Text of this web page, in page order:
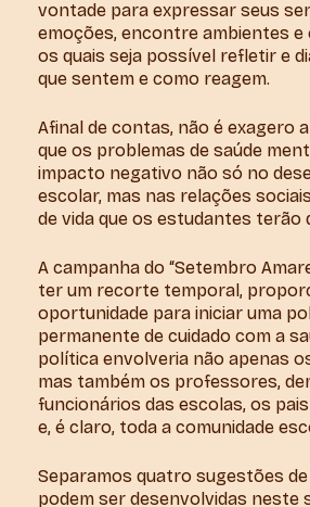
vontade para expressar seus
emoções, encontre ambientes e
os quais seja possível refletir e
que sentem e como reagem.
Afinal de contas, não é exagero
que os problemas de saúde
impacto negativo não só no
escolar, mas nas relações
de vida que os estudantes terão
A campanha do “Setembro
ter um recorte temporal,
oportunidade para iniciar uma
permanente de cuidado com a
política envolveria não apenas
mas também os professores,
funcionários das escolas, os
e, é claro, toda a comunidade
Separamos quatro sugestões
podem ser desenvolvidas neste